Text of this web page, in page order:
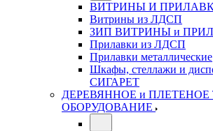
ВИТРИНЫ И
Витрины из ЛДСП
ЗИП ВИТРИНЫ и
Прилавки из ЛДСП
Прилавки металлические
Шкафы, стеллажи и
СИГАРЕТ
ДЕРЕВЯННОЕ и ПЛЕТЕНОЕ
ОБОРУДОВАНИЕ